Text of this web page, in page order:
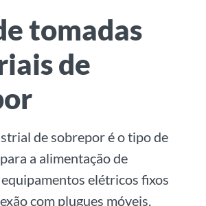
tomadas
de
de sobrepor é o tipo de
a alimentação de
elétricos fixos
com plugues móveis.